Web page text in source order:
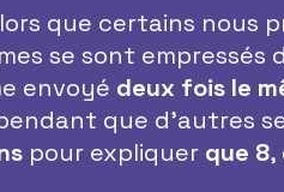
que certains nous
se sont
envoyé deux fois le
que d’autres
pour expliquer que 8,